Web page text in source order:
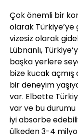
Çok önemli bir
olarak Türkiye’ye
vizesiz olarak
Lübnanlı,
başka yerlere
bize kucak
bir deneyim
var. Elbette
var ve bu durumu
iyi absorbe
ülkeden 3-4